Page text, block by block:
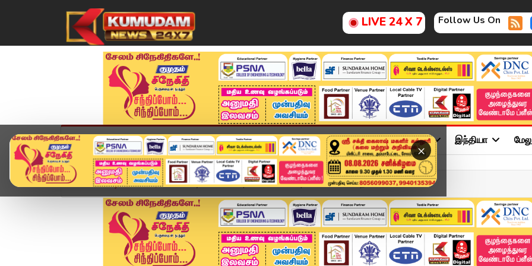
LIVE 24 X 7 Follow Us On
×
முகப்பு விளையாட்டு அண்மை தமிழ்நாடு சினிமா அரசியல் விளையாட்டு இந்தியா
Home வீடியோ ஸ்டோரி Today Headlines | 22 MAY 2026 | காலை 07 மணி தலை...